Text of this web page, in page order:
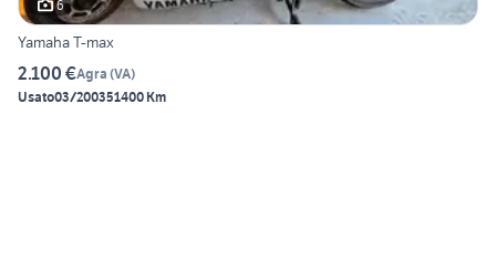
6
Yamaha T-max
2.100 €Agra (VA)
Usato03/200351400 Km